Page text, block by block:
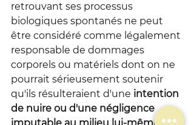
retrouvant ses processus
biologiques spontanés ne peut
être considéré comme légalement
responsable de dommages
corporels ou matériels dont on ne
pourrait sérieusement soutenir
qu'ils résulteraient d'une intention
de nuire ou d'une négligence